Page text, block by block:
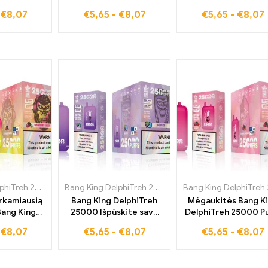
rūgščiu
€8,07
cigaretė Blue Razz Ice,
€5,65 - €8,07
mango – be muito
€5,65 - €8,07
Bang King DelphiTreh 25000 Papūtimai ,Vienkartinės elektroninės cigaretės
King
e-
€8,07
Bang King DelphiTreh 25000 Papūtimai ,Vienkartinės
Bang King DelphiTreh
25000 Išpūskite savo
elektroninę cigaretę su
€5,65 - €8,07
Mėgaukitės Bang
DelphiTreh 25000
Strawberry
€5,65 - €8,07